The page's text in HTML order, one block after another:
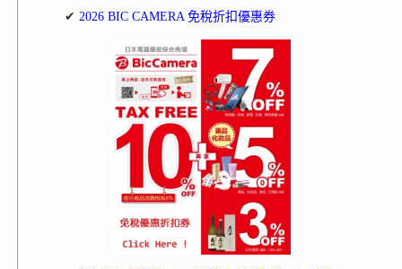
✔ 2026 BIC CAMERA 免稅折扣優惠券